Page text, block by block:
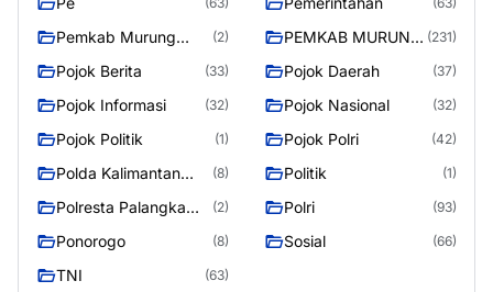
Pemkab Murung
(2)
PEMKAB MURUNG (231)
Pojok Berita (33) Pojok Daerah (37)
Pojok Informasi (32) Pojok Nasional (32)
Pojok Politik (1) Pojok Polri (42)
Polda Kalimantan
(8) Politik (1)
Polresta Palangka
(2) Polri (93)
Ponorogo (8) Sosial (66)
TNI (63)